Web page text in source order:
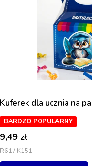
Kuferek dla ucznia na
BARDZO POPULARNY
9,49 zł
R61 / K151